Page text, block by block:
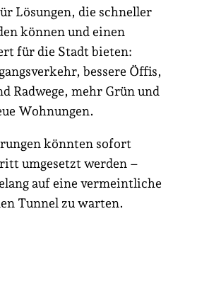
Lösungen, die schneller
können und einen
für die Stadt bieten:
bessere Öffis,
Radwege, mehr Grün und
Wohnungen.
könnten sofort
umgesetzt werden –
auf eine vermeintliche
Tunnel zu warten.